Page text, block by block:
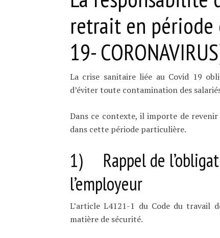
retrait en période
19-
La crise sanitaire liée au Covid 19
d’éviter toute contamination des
Dans ce contexte, il importe de
dans cette période particulière.
1) Rappel de
l’employeur
L’article L4121-1 du Code du travail
matière de sécurité.